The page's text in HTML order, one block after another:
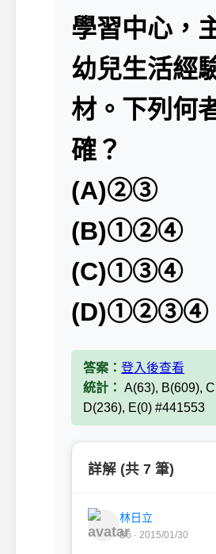
學習中心，
幼兒生活經
材。下列何
確？
(A)②③
(B)①②④
(C)①③④
(D)①②③④
答案： 登入後查看
統計： A(63), B(609),
D(236), E(0) #441553
詳解 (共 7 筆)
林日立
B6 · 2015/01/30